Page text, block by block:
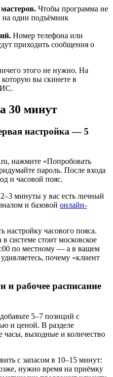
Чтобы программа не
на один подъёмник
Номер телефона или
приходить сообщения о
этого не нужно. На
которую вы скинете в
30 минут
настройка — 5
нажмите «Попробовать
пароль. После входа
и часовой пояс.
2–3 минуты у вас есть личный
и базовой онлайн-
настройку часового пояса.
системе стоит московское
по местному — а в вашем
почему «клиент
и рабочее расписание
5–7 позиций с
и ценой. В разделе
часы, выходные и количество
с запасом в 10–15 минут:
нужно время на приёмку